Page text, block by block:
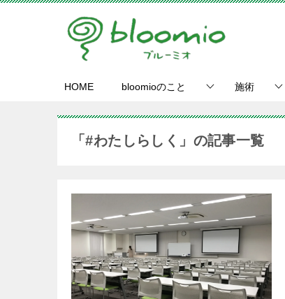
HOME bloomioのこと 施術
「#わたしらしく」の記事一覧